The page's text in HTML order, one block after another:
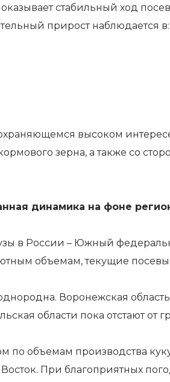
стабильный ход
прирост наблюдается в:
высоком
зерна, а также со
динамика на фоне
в России – Южный
объемам, текущие
Воронежская
области пока отстают от
по объемам производства
При благоприятных